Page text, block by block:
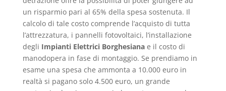
un risparmio pari al 65% della spesa sostenuta. Il
calcolo di tale costo comprende l’acquisto di tutta
l’attrezzatura, i pannelli fotovoltaici, l’installazione
degli Impianti Elettrici Borghesianae il costo di
manodopera in fase di montaggio. Se prendiamo in
esame una spesa che ammonta a 10.000 euro in
realtà si pagano solo 4.500 euro, un grande